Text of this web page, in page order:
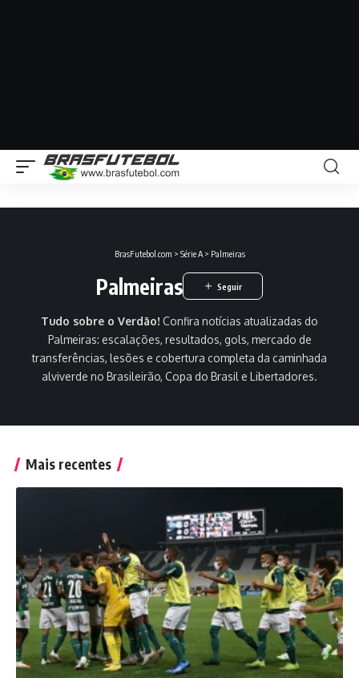
BrasFutebol.com > Série A> Palmeiras
Palmeiras
Tudo sobre o Verdão! Confira notícias atualizadas do
Palmeiras: escalações, resultados, gols, mercado de
transferências, lesões e cobertura completa da caminhada
alviverde no Brasileirão, Copa do Brasil e Libertadores.
Mais recentes